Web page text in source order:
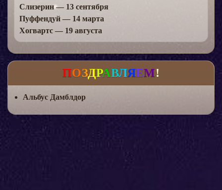
Слизерин — 13 сентября
Пуффендуй — 14 марта
Хогвартс — 19 августа
ПОЗДРАВЛЯЕМ!
Альбус Дамблдор